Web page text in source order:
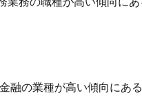
の業種が高い傾向にある